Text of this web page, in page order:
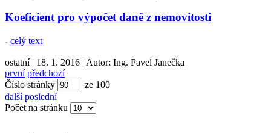
Koeficient pro výpočet daně z nemovitosti
- celý text
ostatní | 18. 1. 2016 | Autor: Ing. Pavel Janečka
první předchozí
Číslo stránky
ze 100
další poslední
Počet na stránku